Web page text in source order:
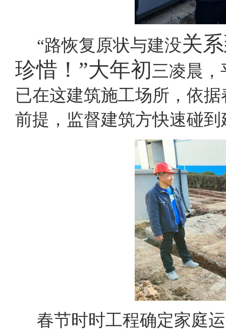
“路恢复原状与建没关
珍惜！ ”大年初三凌晨
已在这建筑施工场所，依
前提，监督建筑方快速碰
春节时时工程确定家庭